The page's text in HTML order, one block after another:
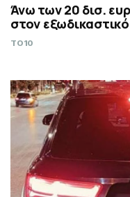
Άνω των 20 δισ.
στον
TO10